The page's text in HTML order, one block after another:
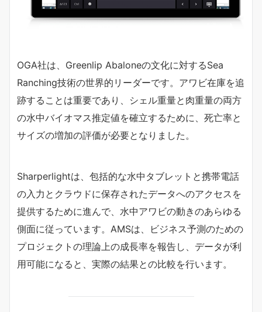
OGA社は、Greenlip Abaloneの文化に対するSea
Ranching技術の世界的リーダーです。アワビ在庫を追
跡することは重要であり、シェル重量と肉重量の両方
の水中バイオマス推定値を確立するために、死亡率と
サイズの増加の評価が必要となりました。
Sharperlightは、包括的な水中タブレットと携帯電話
の入力とクラウドに保存されたデータへのアクセスを
提供するために進んで、水中アワビの動きのあらゆる
側面に従っています。AMSは、ビジネス予測のための
プロジェクトの理論上の成長率を報告し、データが利
用可能になると、実際の結果との比較を行います。